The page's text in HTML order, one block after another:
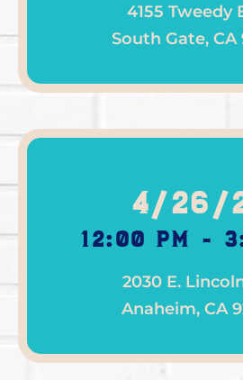
4155 Tweedy
South Gate, CA
4/26/
12:00 pm -
2030 E.
Anaheim, CA